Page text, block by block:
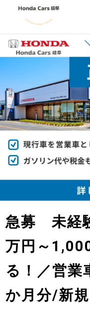
急募 未経
万円～
る！／営業
か月分/新